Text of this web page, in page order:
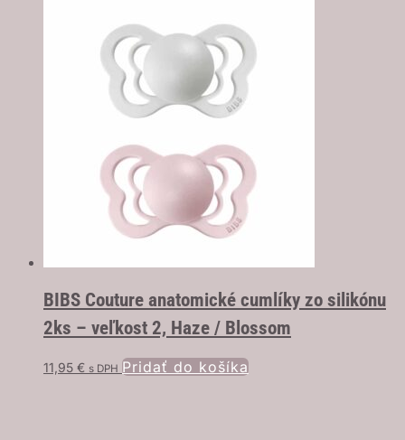
BIBS Couture anatomické cumlíky zo silikónu
2ks – veľkost 2, Haze / Blossom
11,95 € s DPH Pridať do košíka